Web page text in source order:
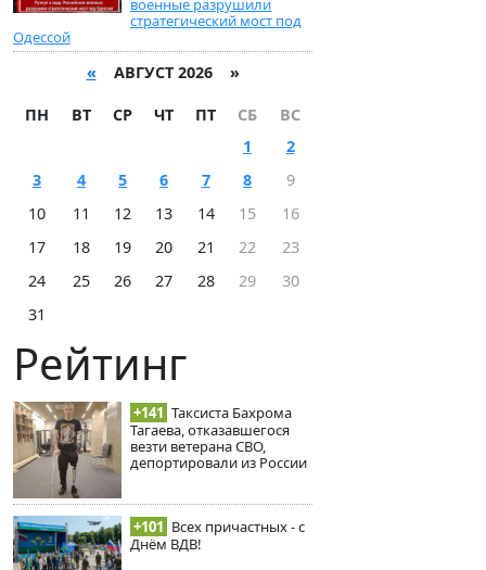
военные разрушили
стратегический мост под
Одессой
« АВГУСТ 2026 »
ПН ВТ СР ЧТ ПТ СБ
ВС
1
2
3
4 5 6 7 8
9
10
11 12 13 14 15
16
17
18 19 20 21 22
23
24
25 26 27 28 29
30
31
Рейтинг
+141 Таксиста Бахрома
Тагаева, отказавшегося
везти ветерана СВО,
депортировали из России
+101 Всех причастных - с
Днём ВДВ!